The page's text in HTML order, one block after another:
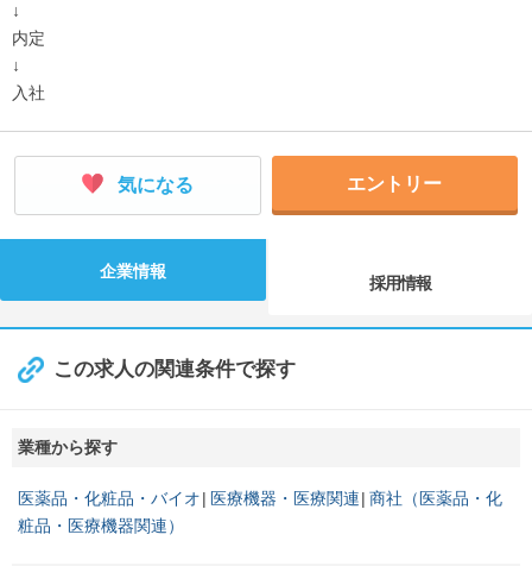
↓
内定
↓
入社
気になる エントリー
企業情報
採用情報
この求人の関連条件で探す
業種から探す
医薬品・化粧品・バイオ 医療機器・医療関連 商社（医薬品・化
粧品・医療機器関連）